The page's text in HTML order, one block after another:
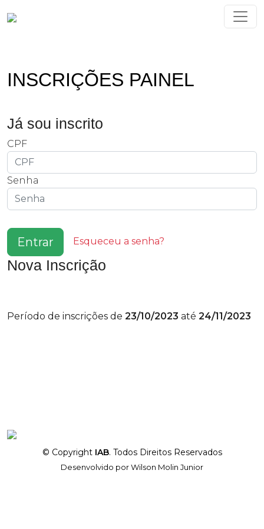
INSCRIÇÕES PAINEL
Já sou inscrito
CPF
Senha
Entrar Esqueceu a senha?
Nova Inscrição
Período de inscrições de 23/10/2023 até 24/11/2023
© Copyright IAB. Todos Direitos Reservados
Desenvolvido porWilson Molin Junior